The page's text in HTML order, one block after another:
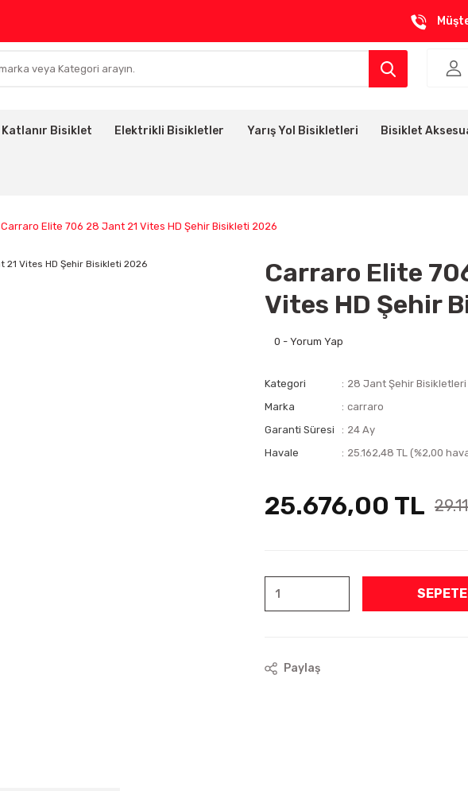
Katlanır Bisiklet Elektrikli Bisikletler Yarış Yol Bisikletleri Bisiklet
Carraro Elite 706 28 Jant 21 Vites HD Şehir Bisikleti 2026
Carraro Elite
Vites HD Şehir
0 - Yorum Yap
Kategori
28 Jant Şehir Bisikletleri
Marka
carraro
Garanti Süresi
24 Ay
Havale
25.162,48 TL (%2,00
25.676,00 TL
Paylaş